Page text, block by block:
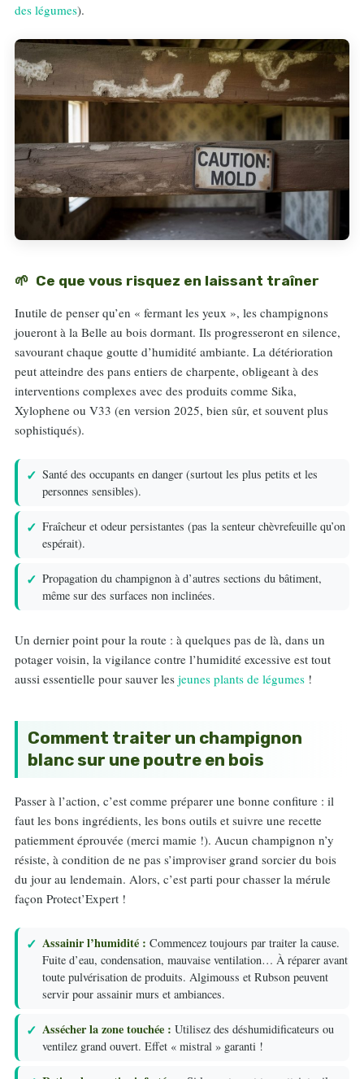
des légumes).
Ce que vous risquez en laissant traîner
Inutile de penser qu’en « fermant les yeux », les champignons
joueront à la Belle au bois dormant. Ils progresseront en silence,
savourant chaque goutte d’humidité ambiante. La détérioration
peut atteindre des pans entiers de charpente, obligeant à des
interventions complexes avec des produits comme Sika,
Xylophene ou V33 (en version 2025, bien sûr, et souvent plus
sophistiqués).
Santé des occupants en danger (surtout les plus petits et les
personnes sensibles).
Fraîcheur et odeur persistantes (pas la senteur chèvrefeuille qu’on
espérait).
Propagation du champignon à d’autres sections du bâtiment,
même sur des surfaces non inclinées.
Un dernier point pour la route : à quelques pas de là, dans un
potager voisin, la vigilance contre l’humidité excessive est tout
aussi essentielle pour sauver les jeunes plants de légumes !
Comment traiter un champignon
blanc sur une poutre en bois
Passer à l’action, c’est comme préparer une bonne confiture : il
faut les bons ingrédients, les bons outils et suivre une recette
patiemment éprouvée (merci mamie !). Aucun champignon n’y
résiste, à condition de ne pas s’improviser grand sorcier du bois
du jour au lendemain. Alors, c’est parti pour chasser la mérule
façon Protect’Expert !
Assainir l’humidité : Commencez toujours par traiter la cause.
Fuite d’eau, condensation, mauvaise ventilation… À réparer avant
toute pulvérisation de produits. Algimouss et Rubson peuvent
servir pour assainir murs et ambiances.
Assécher la zone touchée : Utilisez des déshumidificateurs ou
ventilez grand ouvert. Effet « mistral » garanti !